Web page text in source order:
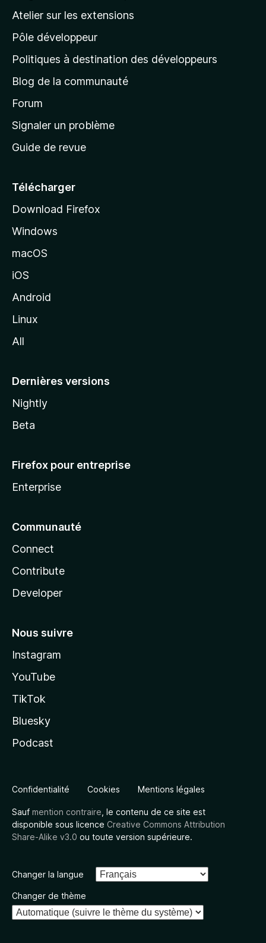
p
a
g
d
a
c
e
l
d
o
z
l
Atelier sur les extensions
Pôle développeur
Politiques à destination des développeurs
Blog de la communauté
Forum
Signaler un problème
Guide de revue
Télécharger
Download Firefox
Windows
macOS
iOS
Android
Linux
All
Dernières versions
Nightly
Beta
Firefox pour entreprise
Enterprise
Communauté
Connect
Contribute
Developer
Nous suivre
Instagram
YouTube
TikTok
Bluesky
Podcast
Confidentialité Cookies Mentions légales
Sauf mention contraire , le contenu de ce site est
disponible sous licence Creative Commons Attribution
Share-Alike v3.0 ou toute version supérieure.
Changer la langue
Changer de thème